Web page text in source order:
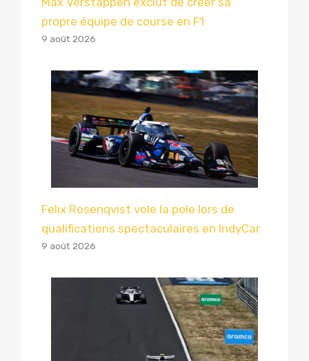
propre équipe de course en F1
9 août 2026
Felix Rosenqvist vole la pole lors de
qualifications spectaculaires en IndyCar
9 août 2026